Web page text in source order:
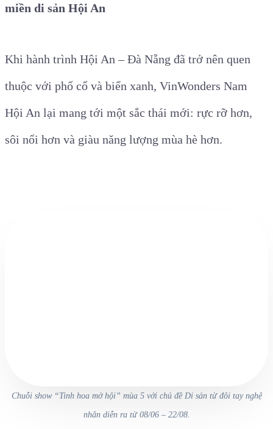
miền di sản Hội An
Khi hành trình Hội An – Đà Nẵng đã trở nên quen
thuộc với phố cổ và biển xanh, VinWonders Nam
Hội An lại mang tới một sắc thái mới: rực rỡ hơn,
sôi nổi hơn và giàu năng lượng mùa hè hơn.
Chuỗi show “Tinh hoa mở hội” mùa 5 với chủ đề Di sản từ đôi tay nghệ
nhân diễn ra từ 08/06 – 22/08.